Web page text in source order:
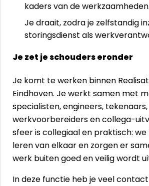
kaders van de werkzaamheden.
Je draait, zodra je zelfstandig
storingsdienst als
Je zet je schouders eronder
Je komt te werken binnen
Eindhoven. Je werkt samen met
specialisten, engineers, tekenaars,
werkvoorbereiders en collega-
sfeer is collegiaal en praktisch:
leren van elkaar en zorgen er
werk buiten goed en veilig wordt
In deze functie heb je veel